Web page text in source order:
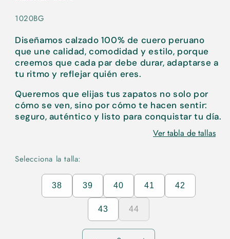
1020BG
Diseñamos calzado 100% de cuero peruano
que une calidad, comodidad y estilo, porque
creemos que cada par debe durar, adaptarse a
tu ritmo y reflejar quién eres.
Queremos que elijas tus zapatos no solo por
cómo se ven, sino por cómo te hacen sentir:
seguro, auténtico y listo para conquistar tu día.
Ver tabla de tallas
Selecciona la talla:
38 39 40 41 42
43 44